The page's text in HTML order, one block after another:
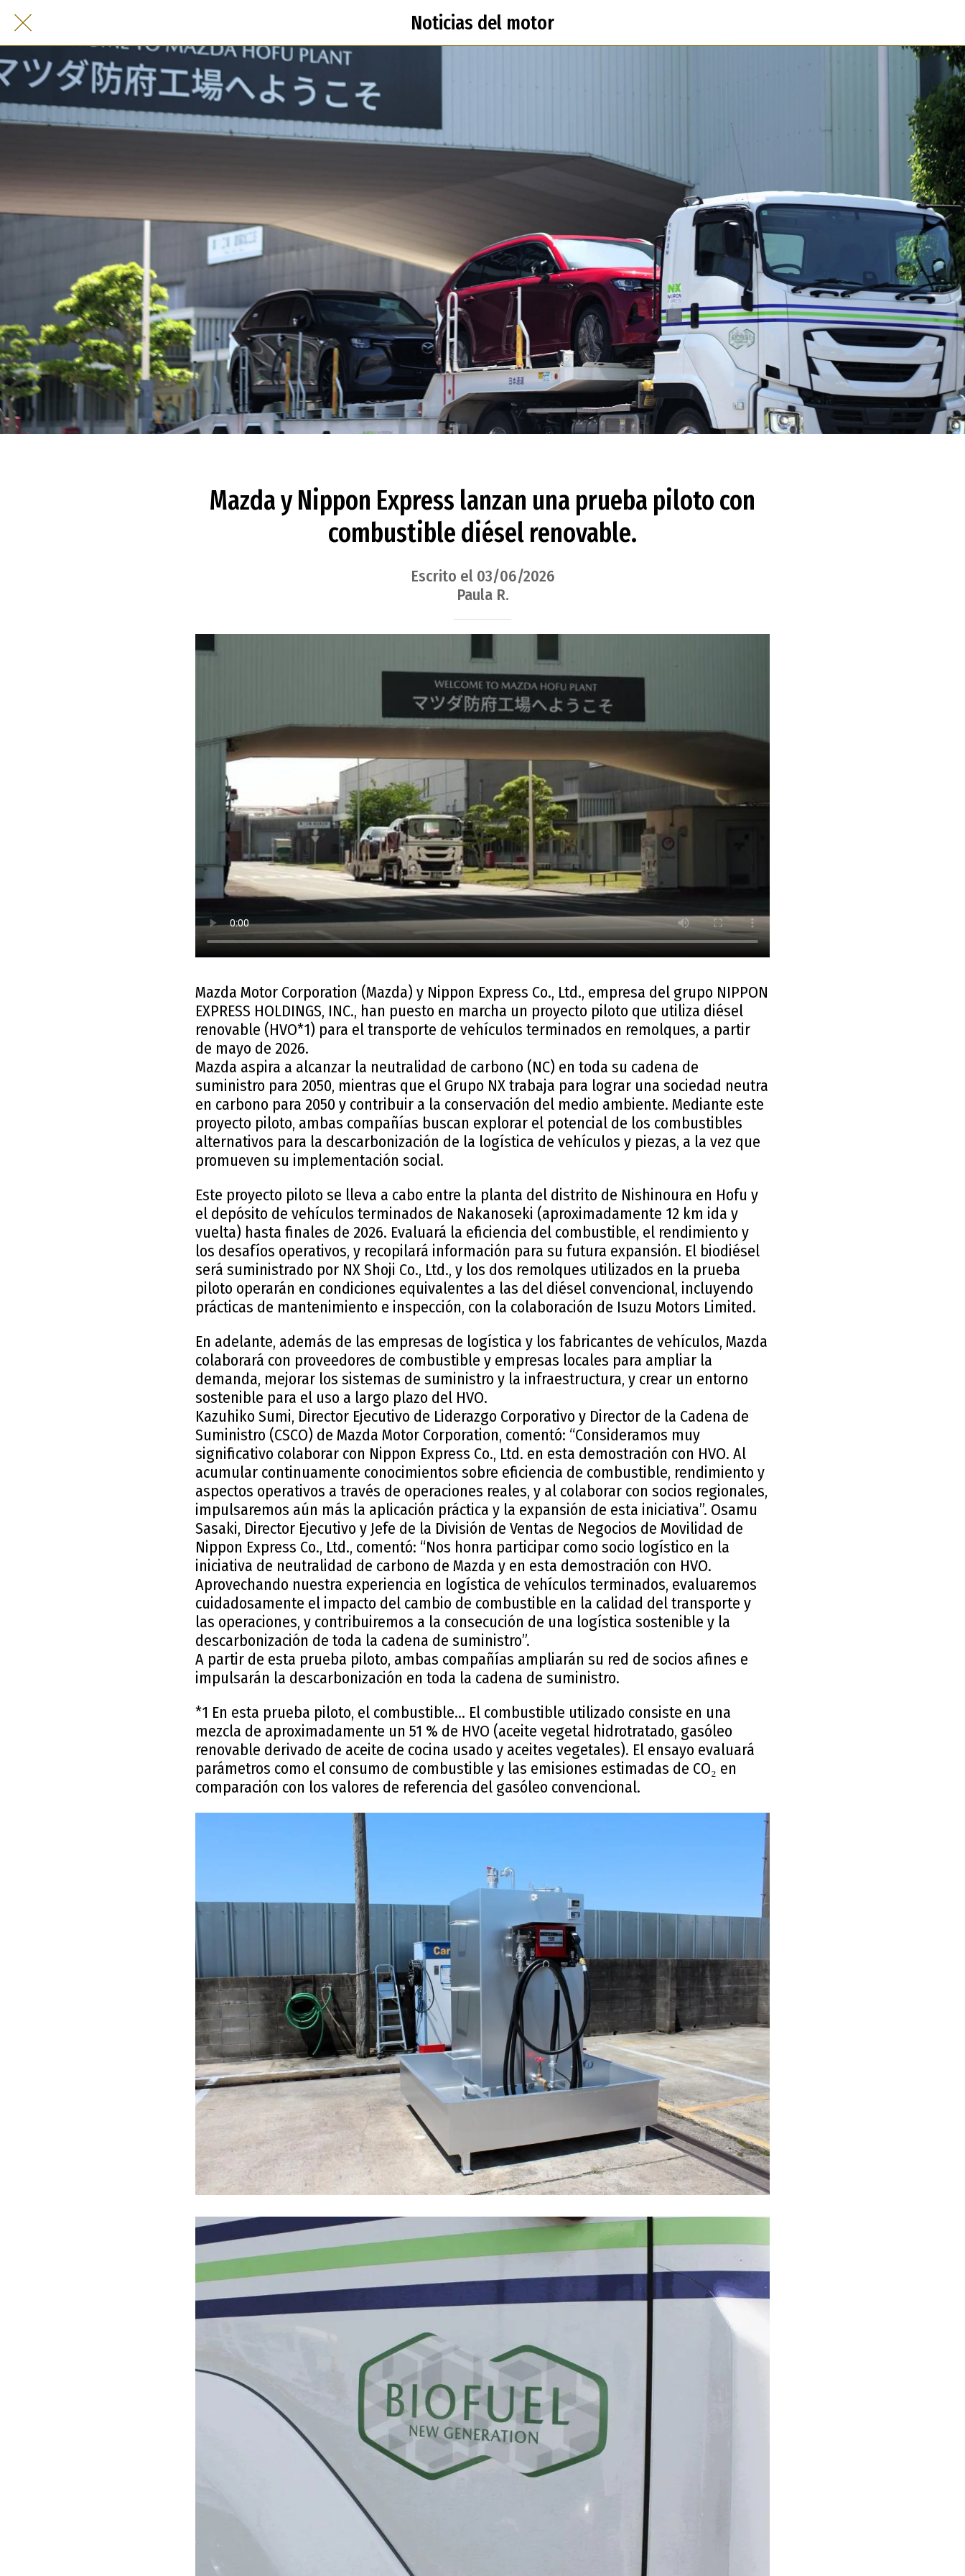
Noticias del motor
Mazda y Nippon Express lanzan una prueba piloto con
combustible diésel renovable.
Escrito el 03/06/2026
Paula R.
Mazda Motor Corporation (Mazda) y Nippon Express Co., Ltd., empresa del grupo NIPPON
EXPRESS HOLDINGS, INC., han puesto en marcha un proyecto piloto que utiliza diésel
renovable (HVO*1) para el transporte de vehículos terminados en remolques, a partir
de mayo de 2026.
Mazda aspira a alcanzar la neutralidad de carbono (NC) en toda su cadena de
suministro para 2050, mientras que el Grupo NX trabaja para lograr una sociedad neutra
en carbono para 2050 y contribuir a la conservación del medio ambiente. Mediante este
proyecto piloto, ambas compañías buscan explorar el potencial de los combustibles
alternativos para la descarbonización de la logística de vehículos y piezas, a la vez que
promueven su implementación social.
Este proyecto piloto se lleva a cabo entre la planta del distrito de Nishinoura en Hofu y
el depósito de vehículos terminados de Nakanoseki (aproximadamente 12 km ida y
vuelta) hasta finales de 2026. Evaluará la eficiencia del combustible, el rendimiento y
los desafíos operativos, y recopilará información para su futura expansión. El biodiésel
será suministrado por NX Shoji Co., Ltd., y los dos remolques utilizados en la prueba
piloto operarán en condiciones equivalentes a las del diésel convencional, incluyendo
prácticas de mantenimiento e inspección, con la colaboración de Isuzu Motors Limited.
En adelante, además de las empresas de logística y los fabricantes de vehículos, Mazda
colaborará con proveedores de combustible y empresas locales para ampliar la
demanda, mejorar los sistemas de suministro y la infraestructura, y crear un entorno
sostenible para el uso a largo plazo del HVO.
Kazuhiko Sumi, Director Ejecutivo de Liderazgo Corporativo y Director de la Cadena de
Suministro (CSCO) de Mazda Motor Corporation, comentó: “Consideramos muy
significativo colaborar con Nippon Express Co., Ltd. en esta demostración con HVO. Al
acumular continuamente conocimientos sobre eficiencia de combustible, rendimiento y
aspectos operativos a través de operaciones reales, y al colaborar con socios regionales,
impulsaremos aún más la aplicación práctica y la expansión de esta iniciativa”. Osamu
Sasaki, Director Ejecutivo y Jefe de la División de Ventas de Negocios de Movilidad de
Nippon Express Co., Ltd., comentó: “Nos honra participar como socio logístico en la
iniciativa de neutralidad de carbono de Mazda y en esta demostración con HVO.
Aprovechando nuestra experiencia en logística de vehículos terminados, evaluaremos
cuidadosamente el impacto del cambio de combustible en la calidad del transporte y
las operaciones, y contribuiremos a la consecución de una logística sostenible y la
descarbonización de toda la cadena de suministro”.
A partir de esta prueba piloto, ambas compañías ampliarán su red de socios afines e
impulsarán la descarbonización en toda la cadena de suministro.
*1 En esta prueba piloto, el combustible... El combustible utilizado consiste en una
mezcla de aproximadamente un 51 % de HVO (aceite vegetal hidrotratado, gasóleo
renovable derivado de aceite de cocina usado y aceites vegetales). El ensayo evaluará
parámetros como el consumo de combustible y las emisiones estimadas de CO₂ en
comparación con los valores de referencia del gasóleo convencional.